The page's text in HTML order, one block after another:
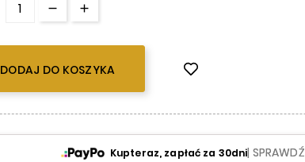
DODAJ DO KOSZYKA
Kupteraz, zapłać za 30dni| SPRAWDŹ